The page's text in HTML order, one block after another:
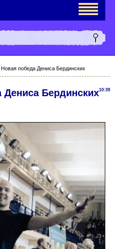
победа Дениса Бердинских
10:39
Дениса Бердинских